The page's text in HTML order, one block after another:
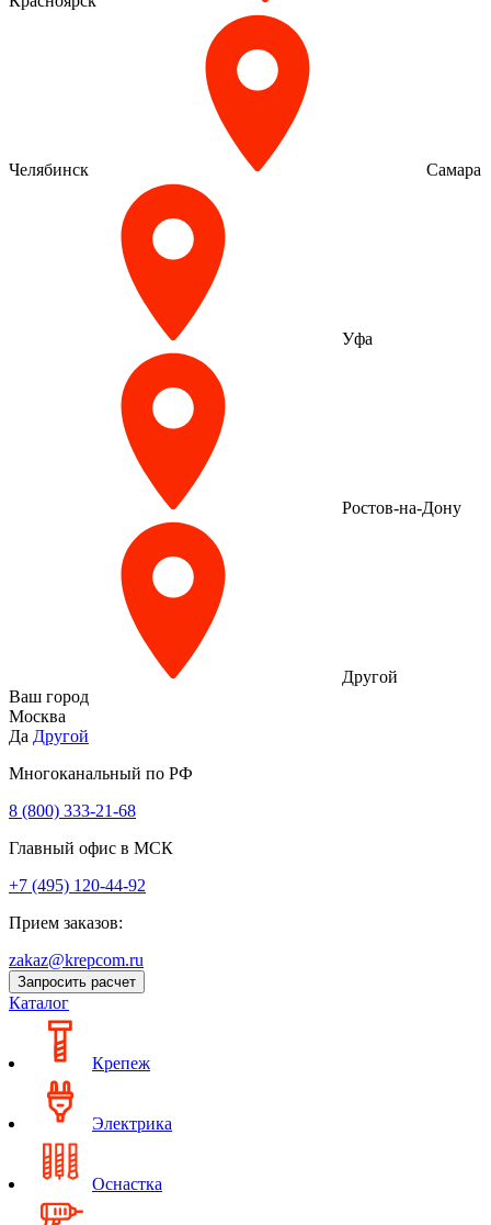
Челябинск Самара
Уфа
Ростов-на-Дону
Другой
Ваш город
Москва
Да Другой
Многоканальный по РФ
8 (800) 333‑21-68
Главный офис в МСК
+7 (495) 120-44-92
Прием заказов:
zakaz@krepcom.ru
Запросить расчет
Каталог
Крепеж
Электрика
Оснастка